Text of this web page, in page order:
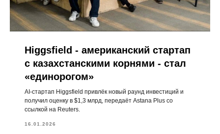
Higgsfield - американский стартап
с казахстанскими корнями - стал
«единорогом»
AI-стартап Higgsfield привлёк новый раунд инвестиций и
получил оценку в $1,3 млрд, передаёт Astana Plus со
ссылкой на Reuters.
16.01.2026